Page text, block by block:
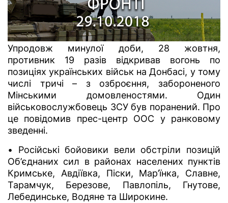
Упродовж минулої доби, 28 жовтня,
противник 19 разів відкривав вогонь по
позиціях українських військ на Донбасі, у тому
числі тричі – з озброєння, забороненого
Мінськими домовленостями. Один
військовослужбовець ЗСУ був поранений. Про
це повідомив прес-центр ООС у ранковому
зведенні.
• Російські бойовики вели обстріли позицій
Об’єднаних сил в районах населених пунктів
Кримське, Авдіївка, Піски, Мар’їнка, Славне,
Тарамчук, Березове, Павлопіль, Гнутове,
Лебединське, Водяне та Широкине.